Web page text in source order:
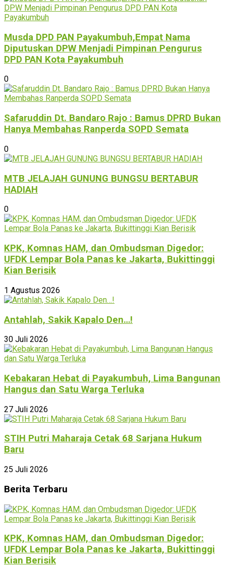
Musda DPD PAN Payakumbuh,Empat Nama
Diputuskan DPW Menjadi Pimpinan Pengurus
DPD PAN Kota Payakumbuh
0
Safaruddin Dt. Bandaro Rajo : Bamus DPRD Bukan
Hanya Membahas Ranperda SOPD Semata
0
MTB JELAJAH GUNUNG BUNGSU BERTABUR
HADIAH
0
KPK, Komnas HAM, dan Ombudsman Digedor:
UFDK Lempar Bola Panas ke Jakarta, Bukittinggi
Kian Berisik
1 Agustus 2026
Antahlah, Sakik Kapalo Den…!
30 Juli 2026
Kebakaran Hebat di Payakumbuh, Lima Bangunan
Hangus dan Satu Warga Terluka
27 Juli 2026
STIH Putri Maharaja Cetak 68 Sarjana Hukum
Baru
25 Juli 2026
Berita Terbaru
KPK, Komnas HAM, dan Ombudsman Digedor:
UFDK Lempar Bola Panas ke Jakarta, Bukittinggi
Kian Berisik